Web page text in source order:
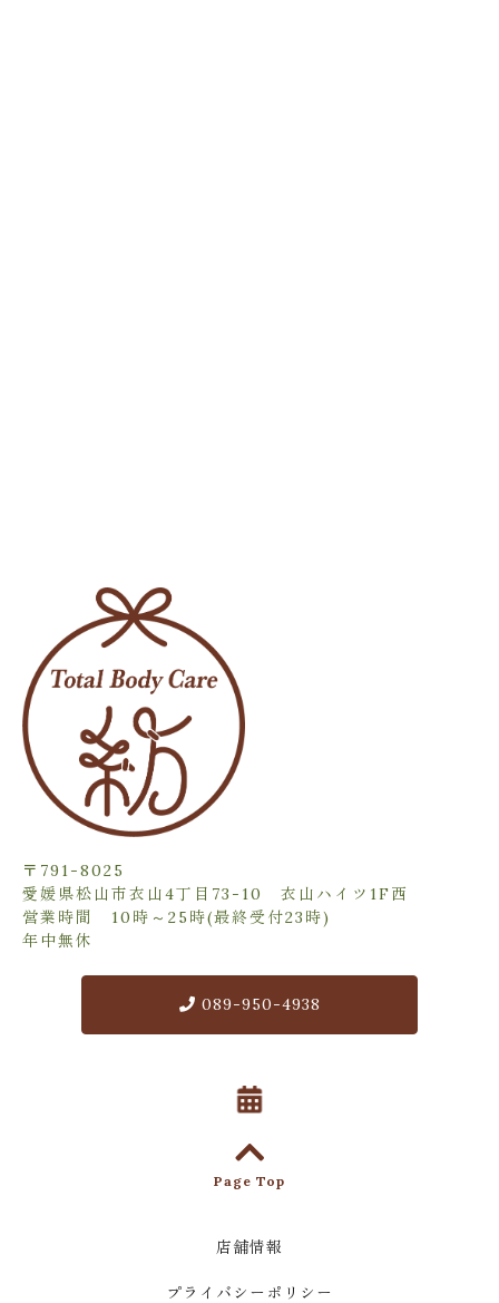
〒791-8025
愛媛県松山市衣山4丁目73-10 衣山ハイツ1F西
営業時間 10時～25時(最終受付23時)
年中無休
089-950-4938
Page Top
店舗情報
プライバシーポリシー